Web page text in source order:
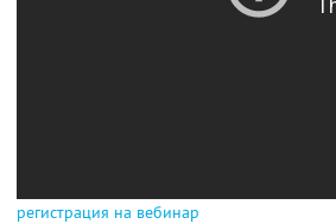
регистрация на вебинар